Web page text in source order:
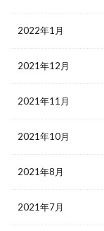
2022年1月
2021年12月
2021年11月
2021年10月
2021年8月
2021年7月